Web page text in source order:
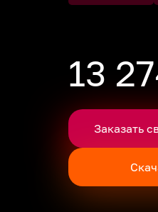
13
Заказать